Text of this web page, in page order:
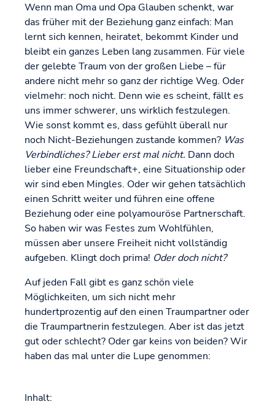
Wenn man Oma und Opa Glauben schenkt, war
das früher mit der Beziehung ganz einfach: Man
lernt sich kennen, heiratet, bekommt Kinder und
bleibt ein ganzes Leben lang zusammen. Für viele
der gelebte Traum von der großen Liebe – für
andere nicht mehr so ganz der richtige Weg. Oder
vielmehr: noch nicht. Denn wie es scheint, fällt es
uns immer schwerer, uns wirklich festzulegen.
Wie sonst kommt es, dass gefühlt überall nur
noch Nicht-Beziehungen zustande kommen? Was
Verbindliches? Lieber erst mal nicht. Dann doch
lieber eine Freundschaft+, eine Situationship oder
wir sind eben Mingles. Oder wir gehen tatsächlich
einen Schritt weiter und führen eine offene
Beziehung oder eine polyamouröse Partnerschaft.
So haben wir was Festes zum Wohlfühlen,
müssen aber unsere Freiheit nicht vollständig
aufgeben. Klingt doch prima! Oder doch nicht?
Auf jeden Fall gibt es ganz schön viele
Möglichkeiten, um sich nicht mehr
hundertprozentig auf den einen Traumpartner oder
die Traumpartnerin festzulegen. Aber ist das jetzt
gut oder schlecht? Oder gar keins von beiden? Wir
haben das mal unter die Lupe genommen:
Inhalt: